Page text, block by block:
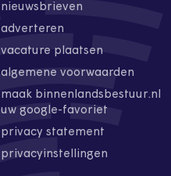
nieuwsbrieven
adverteren
vacature plaatsen
algemene voorwaarden
maak binnenlandsbestuur.nl
uw google-favoriet
privacy statement
privacyinstellingen